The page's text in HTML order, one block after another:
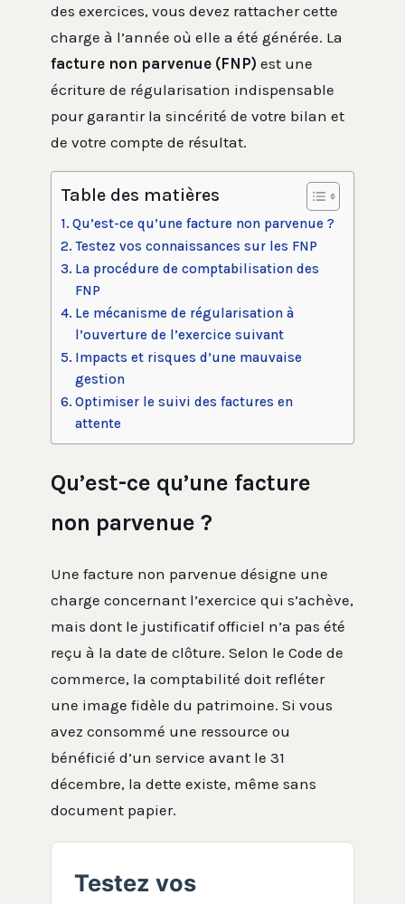
des exercices, vous devez rattacher cette
charge à l’année où elle a été générée. La
facture non parvenue (FNP) est une
écriture de régularisation indispensable
pour garantir la sincérité de votre bilan et
de votre compte de résultat.
Table des matières
Qu’est-ce qu’une facture non parvenue ?
Testez vos connaissances sur les FNP
La procédure de comptabilisation des
FNP
Le mécanisme de régularisation à
l’ouverture de l’exercice suivant
Impacts et risques d’une mauvaise
gestion
Optimiser le suivi des factures en
attente
Qu’est-ce qu’une facture
non parvenue ?
Une facture non parvenue désigne une
charge concernant l’exercice qui s’achève,
mais dont le justificatif officiel n’a pas été
reçu à la date de clôture. Selon le Code de
commerce, la comptabilité doit refléter
une image fidèle du patrimoine. Si vous
avez consommé une ressource ou
bénéficié d’un service avant le 31
décembre, la dette existe, même sans
document papier.
Testez vos